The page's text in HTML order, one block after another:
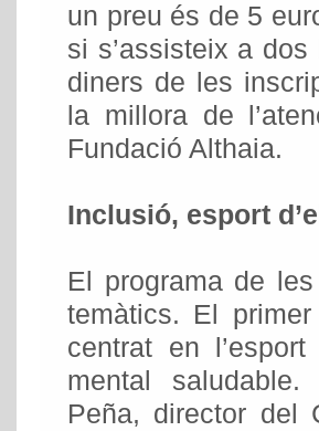
un preu és de 5
si s’assisteix a
diners de les
la millora de
Fundació Althaia.
Inclusió, esport
El programa de
temàtics. El
centrat en
mental
Peña, director del